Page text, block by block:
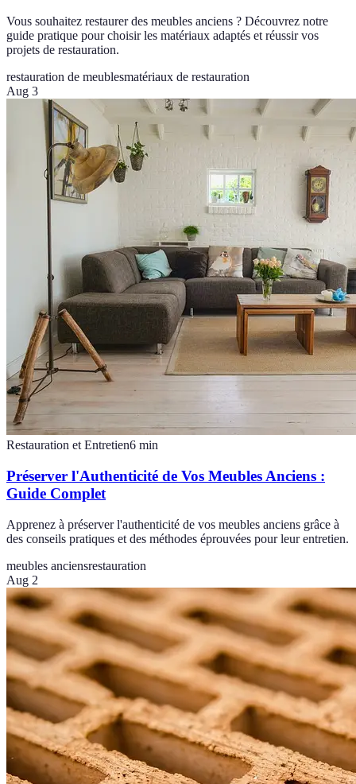
Vous souhaitez restaurer des meubles anciens ? Découvrez notre
guide pratique pour choisir les matériaux adaptés et réussir vos
projets de restauration.
restauration de meublesmatériaux de restauration
Aug 3
Restauration et Entretien6 min
Préserver l'Authenticité de Vos Meubles Anciens :
Guide Complet
Apprenez à préserver l'authenticité de vos meubles anciens grâce à
des conseils pratiques et des méthodes éprouvées pour leur entretien.
meubles anciensrestauration
Aug 2